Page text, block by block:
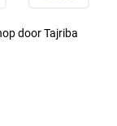
door Tajriba